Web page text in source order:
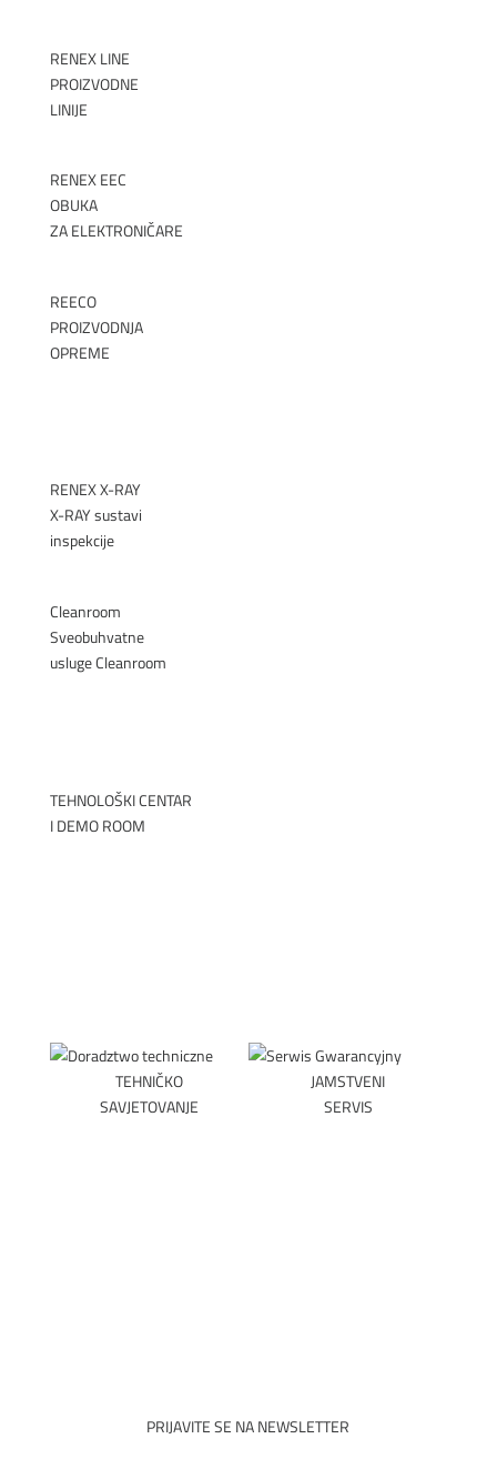
RENEX LINE
PROIZVODNE
LINIJE
RENEX EEC
OBUKA
ZA ELEKTRONIČARE
REECO
PROIZVODNJA
OPREME
RENEX X-RAY
X-RAY sustavi
inspekcije
Cleanroom
Sveobuhvatne
usluge Cleanroom
TEHNOLOŠKI CENTAR
I DEMO ROOM
TEHNIČKO
SAVJETOVANJE
JAMSTVENI
SERVIS
PRIJAVITE SE NA NEWSLETTER